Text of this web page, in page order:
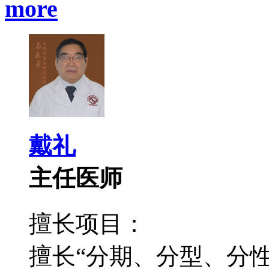
more
戴礼
主任医师
擅长项目：
擅长“分期、分型、分